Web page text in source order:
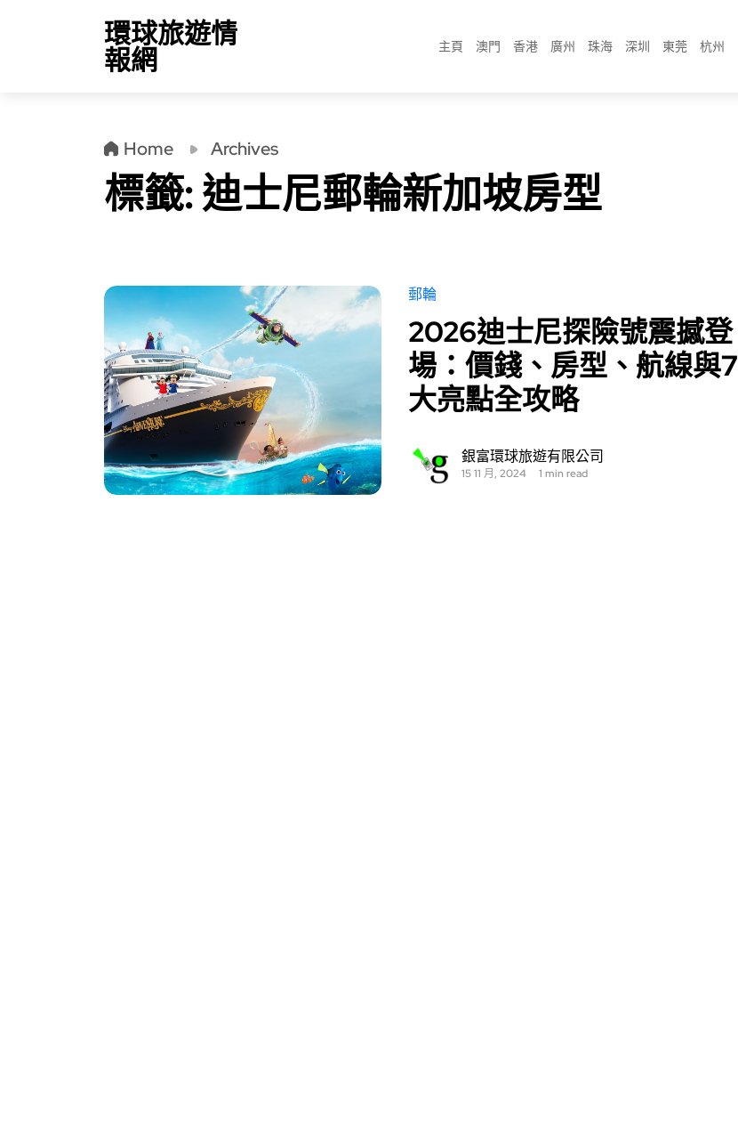
環球旅遊情
報網 主頁 澳門 香港 廣州 珠海 深圳 東莞 杭州
Home Archives
標籤:迪士尼郵輪新加坡房型
郵輪
2026迪士尼探險號震撼登
場：價錢、房型、航線與7
大亮點全攻略
銀富環球旅遊有限公司
15 11 月, 2024 1 min read